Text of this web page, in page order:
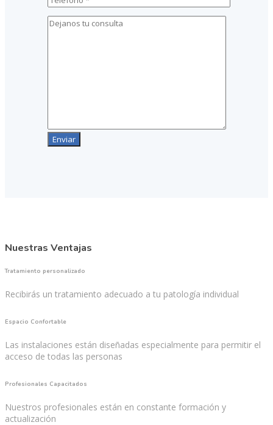
Nuestras Ventajas
Tratamiento personalizado
Recibirás un tratamiento adecuado a tu patología individual
Espacio Confortable
Las instalaciones están diseñadas especialmente para permitir el
acceso de todas las personas
Profesionales Capacitados
Nuestros profesionales están en constante formación y
actualización